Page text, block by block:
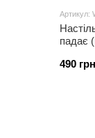
Артикул:
падає
490 грн